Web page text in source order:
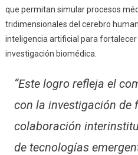
que permitan simular procesos
tridimensionales del cerebro
inteligencia artificial para
investigación biomédica.
“Este logro refleja el
con la investigación de
colaboración
de tecnologías